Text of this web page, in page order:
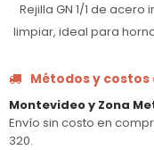
Rejilla GN 1/1 de
limpiar, ideal para
Métodos y costos
Montevideo y Zona
Envío sin costo en
320.